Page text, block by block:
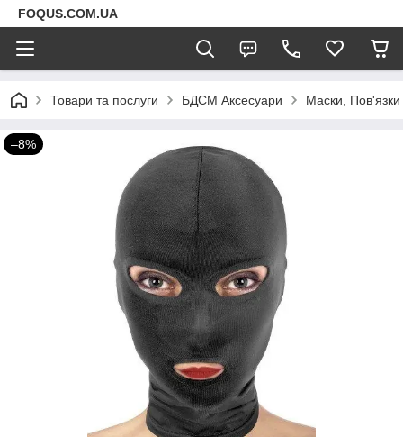
FOQUS.COM.UA
Товари та послуги БДСМ Аксесуари Маски, Пов'язки
–8%